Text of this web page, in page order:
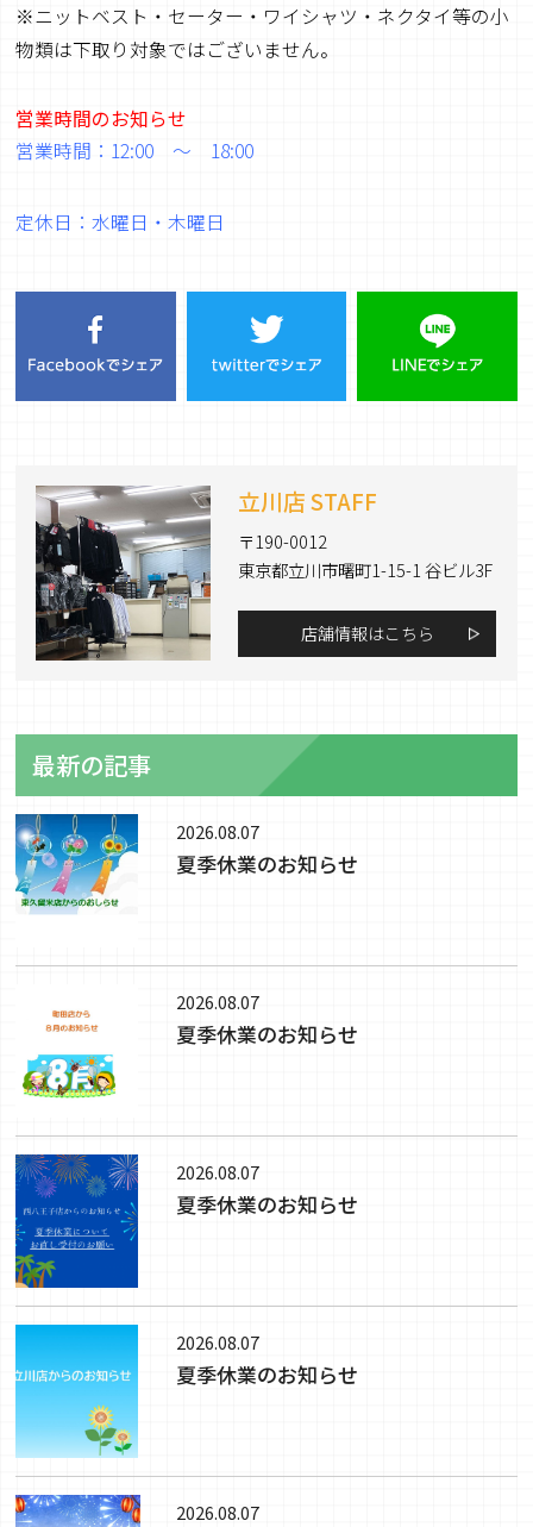
※ニットベスト・セーター・ワイシャツ・ネクタイ等の小
物類は下取り対象ではございません。
営業時間のお知らせ
営業時間：12:00 ～ 18:00
定休日：水曜日・木曜日
立川店 STAFF
〒190-0012
東京都立川市曙町1-15-1 谷ビル3F
店舗情報はこちら
最新の記事
2026.08.07
夏季休業のお知らせ
2026.08.07
夏季休業のお知らせ
2026.08.07
夏季休業のお知らせ
2026.08.07
夏季休業のお知らせ
2026.08.07